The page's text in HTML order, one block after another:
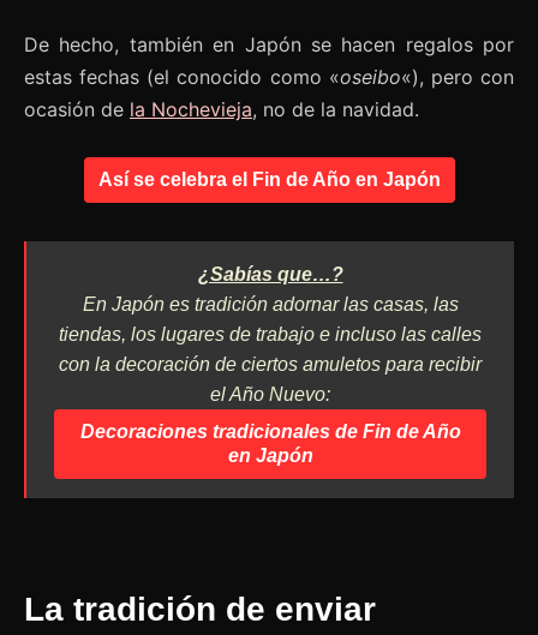
De hecho, también en Japón se hacen regalos por
estas fechas (el conocido como «oseibo«), pero con
ocasión de la Nochevieja, no de la navidad.
Así se celebra el Fin de Año en Japón
¿Sabías que…?
En Japón es tradición adornar las casas, las
tiendas, los lugares de trabajo e incluso las calles
con la decoración de ciertos amuletos para recibir
el Año Nuevo:
Decoraciones tradicionales de Fin de Año
en Japón
La tradición de enviar